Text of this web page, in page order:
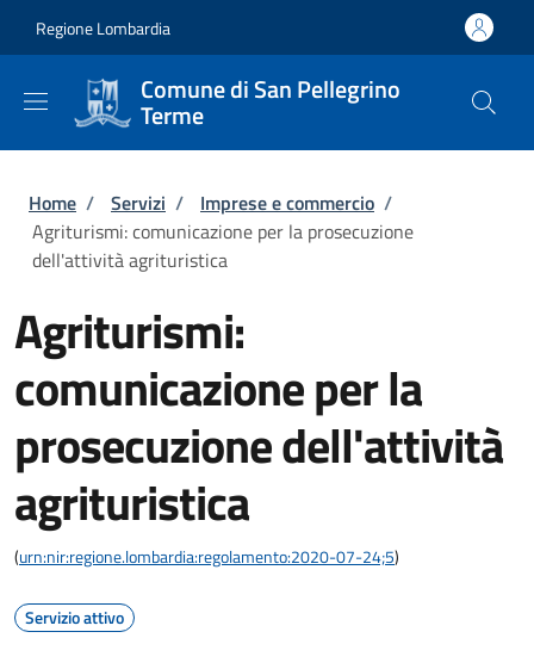
Regione Lombardia
Comune di San Pellegrino
Terme
Briciole di pane
Home / Servizi / Imprese e commercio /
Agriturismi: comunicazione per la prosecuzione
dell'attività agrituristica
Agriturismi:
comunicazione per la
prosecuzione dell'attività
agrituristica
(urn:nir:regione.lombardia:regolamento:2020-07-24;5)
Servizio attivo